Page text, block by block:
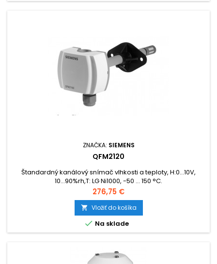
ZNAČKA: SIEMENS
QFM2120
Štandardný kanálový snímač vlhkosti a teploty, H:0...10V,
10...90%rh,T: LG Ni1000, -50 ... 150 °C.
Cena
276,75 €
 Vložiť do košíka
 Na sklade